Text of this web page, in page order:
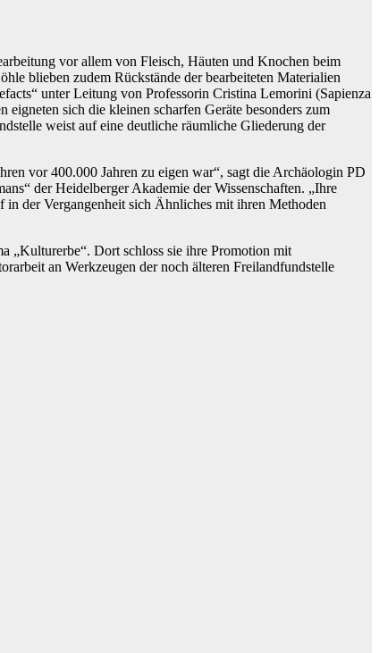
vor allem von Fleisch, Häuten und Knochen beim
blieben zudem Rückstände der bearbeiteten Materialien
unter Leitung von Professorin Cristina Lemorini (Sapienza
sich die kleinen scharfen Geräte besonders zum
weist auf eine deutliche räumliche Gliederung der
vor 400.000 Jahren zu eigen war“, sagt die Archäologin PD
der Heidelberger Akademie der Wissenschaften. „Ihre
in der Vergangenheit sich Ähnliches mit ihren Methoden
„Kulturerbe“. Dort schloss sie ihre Promotion mit
an Werkzeugen der noch älteren Freilandfundstelle